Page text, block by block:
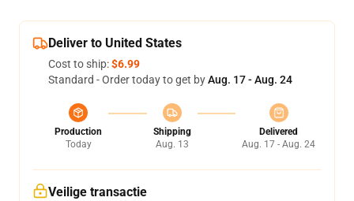
Deliver to United States
Cost to ship:$6.99
Standard - Order today to get byAug. 17 - Aug. 24
Production
Today
Shipping
Aug. 13
Delivered
Aug. 17 - Aug. 24
Veilige transactie